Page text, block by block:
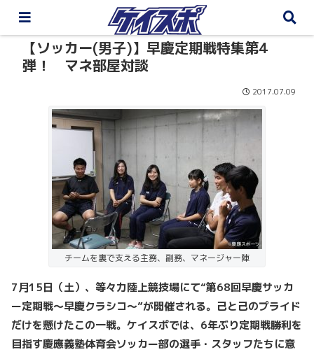
【ソッカー(男子)】早慶定期戦特集第4
弾！ マネ部屋対談
2017.07.09
チームを裏で支える主務、副務、マネージャー陣
7月15日（土）、等々力陸上競技場にて“第68回早慶サッカ
ー定期戦～早慶クラシコ～”が開催される。己と己のプライド
だけを懸けたこの一戦。ケイスポでは、6年ぶり定期戦勝利を
目指す慶應義塾体育会ソッカー部の選手・スタッフたちに意